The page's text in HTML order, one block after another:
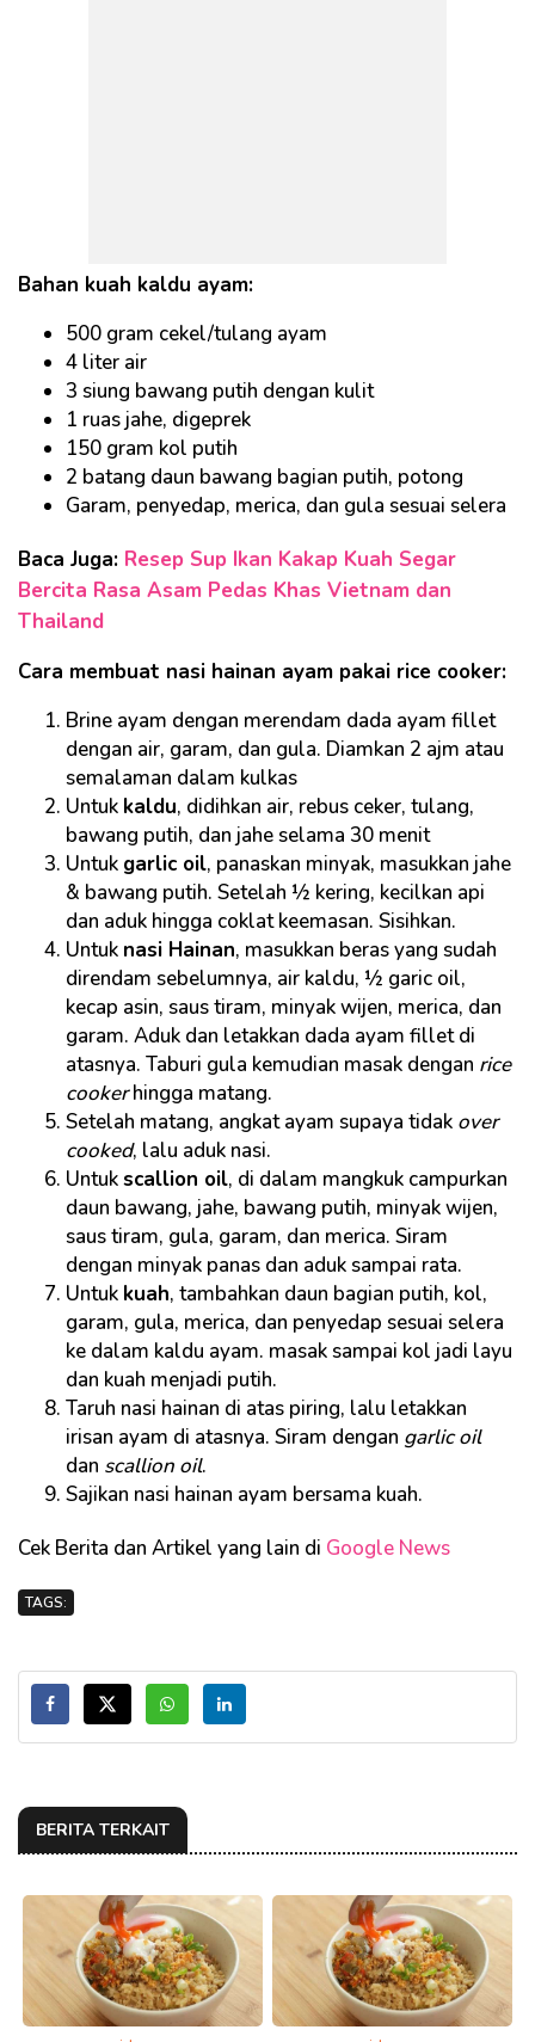
Bahan kuah kaldu ayam:
500 gram cekel/tulang ayam
4 liter air
3 siung bawang putih dengan kulit
1 ruas jahe, digeprek
150 gram kol putih
2 batang daun bawang bagian putih, potong
Garam, penyedap, merica, dan gula sesuai selera
Baca Juga: Resep Sup Ikan Kakap Kuah Segar
Bercita Rasa Asam Pedas Khas Vietnam dan
Thailand
Cara membuat nasi hainan ayam pakai rice cooker:
Brine ayam dengan merendam dada ayam fillet
dengan air, garam, dan gula. Diamkan 2 ajm atau
semalaman dalam kulkas
Untuk kaldu, didihkan air, rebus ceker, tulang,
bawang putih, dan jahe selama 30 menit
Untuk garlic oil, panaskan minyak, masukkan jahe
& bawang putih. Setelah ½ kering, kecilkan api
dan aduk hingga coklat keemasan. Sisihkan.
Untuk nasi Hainan, masukkan beras yang sudah
direndam sebelumnya, air kaldu, ½ garic oil,
kecap asin, saus tiram, minyak wijen, merica, dan
garam. Aduk dan letakkan dada ayam fillet di
atasnya. Taburi gula kemudian masak dengan rice
cookerhingga matang.
Setelah matang, angkat ayam supaya tidak over
cooked, lalu aduk nasi.
Untukscallion oil, di dalam mangkuk campurkan
daun bawang, jahe, bawang putih, minyak wijen,
saus tiram, gula, garam, dan merica. Siram
dengan minyak panas dan aduk sampai rata.
Untuk kuah, tambahkan daun bagian putih, kol,
garam, gula, merica, dan penyedap sesuai selera
ke dalam kaldu ayam. masak sampai kol jadi layu
dan kuah menjadi putih.
Taruh nasi hainan di atas piring, lalu letakkan
irisan ayam di atasnya. Siram dengan garlic oil
dan scallion oil.
Sajikan nasi hainan ayam bersama kuah.
Cek Berita dan Artikel yang lain di Google News
TAGS:
BERITA TERKAIT